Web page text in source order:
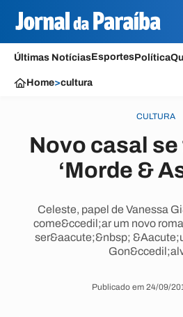
Últimas NotíciasEsportesPolítica
Home>cultura
CULTURA
Novo casal
‘Morde &
Celeste, papel de Vanessa
come&ccedil;ar um novo
ser&aacute;&nbsp;
Publicado em 24/09/